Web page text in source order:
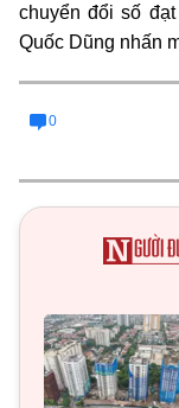
chuyển đổi số
Quốc Dũng nhấn
0